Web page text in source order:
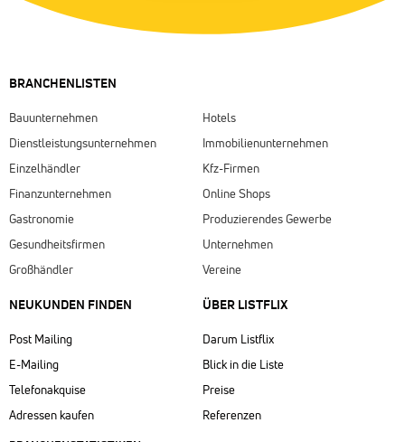
BRANCHENLISTEN
Bauunternehmen
Dienstleistungsunternehmen
Einzelhändler
Finanzunternehmen
Gastronomie
Gesundheitsfirmen
Großhändler
Hotels
Immobilienunternehmen
Kfz-Firmen
Online Shops
Produzierendes Gewerbe
Unternehmen
Vereine
NEUKUNDEN FINDEN
Post Mailing
E-Mailing
Telefonakquise
Adressen kaufen
ÜBER LISTFLIX​
Darum Listflix
Blick in die Liste
Preise
Referenzen